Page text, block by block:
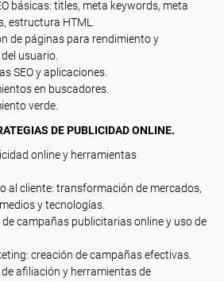
básicas: titles, meta keywords, meta
estructura HTML.
de páginas para rendimiento y
usuario.
SEO y aplicaciones.
en buscadores.
verde.
DE PUBLICIDAD ONLINE.
online y herramientas
al cliente: transformación de mercados,
y tecnologías.
campañas publicitarias online y uso de
creación de campañas efectivas.
afiliación y herramientas de